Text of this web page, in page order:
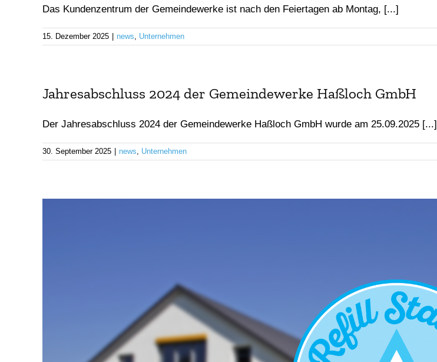
Das Kundenzentrum der Gemeindewerke ist nach den Feiertagen ab Montag, [...]
15. Dezember 2025 news, Unternehmen
Jahresabschluss 2024 der Gemeindewerke Haßloch GmbH
Der Jahresabschluss 2024 der Gemeindewerke Haßloch GmbH wurde am 25.09.2025 [...]
30. September 2025 news, Unternehmen